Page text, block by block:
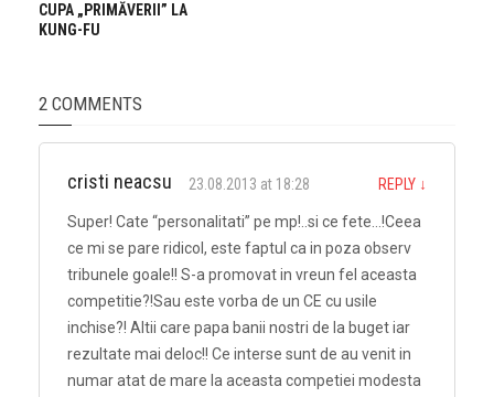
CUPA „PRIMĂVERII” LA
KUNG-FU
2 COMMENTS
cristi neacsu 23.08.2013 at 18:28 REPLY ↓
Super! Cate “personalitati” pe mp!..si ce fete…!Ceea
ce mi se pare ridicol, este faptul ca in poza observ
tribunele goale!! S-a promovat in vreun fel aceasta
competitie?!Sau este vorba de un CE cu usile
inchise?! Altii care papa banii nostri de la buget iar
rezultate mai deloc!! Ce interse sunt de au venit in
numar atat de mare la aceasta competiei modesta